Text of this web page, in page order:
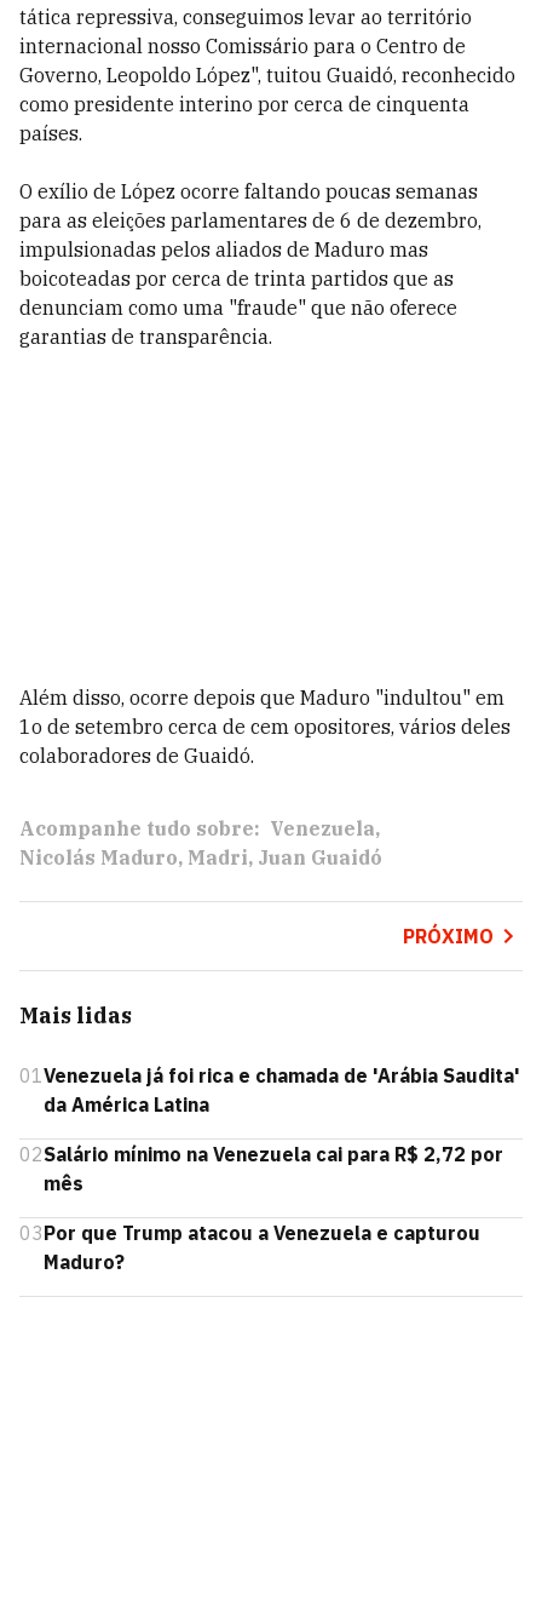
tática repressiva, conseguimos levar ao território
internacional nosso Comissário para o Centro de
Governo, Leopoldo López", tuitou Guaidó, reconhecido
como presidente interino por cerca de cinquenta
países.
O exílio de López ocorre faltando poucas semanas
para as eleições parlamentares de 6 de dezembro,
impulsionadas pelos aliados de Maduro mas
boicoteadas por cerca de trinta partidos que as
denunciam como uma "fraude" que não oferece
garantias de transparência.
Além disso, ocorre depois que Maduro "indultou" em
1o de setembro cerca de cem opositores, vários deles
colaboradores de Guaidó.
Acompanhe tudo sobre: Venezuela
Nicolás Maduro Madri Juan Guaidó
PRÓXIMO
Mais lidas
01Venezuela já foi rica e chamada de 'Arábia Saudita'
da América Latina
02Salário mínimo na Venezuela cai para R$ 2,72 por
mês
03Por que Trump atacou a Venezuela e capturou
Maduro?